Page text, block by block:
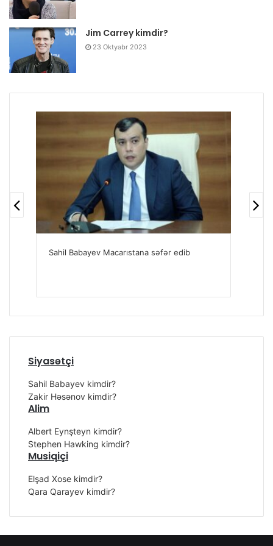
Jim Carrey kimdir?
23 Oktyabr 2023
Sahil Babayev Macarıstana səfər edib
Siyasətçi
Sahil Babayev kimdir?
Zakir Həsənov kimdir?
Alim
Albert Eynşteyn kimdir?
Stephen Hawking kimdir?
Musiqiçi
Elşad Xose kimdir?
Qara Qarayev kimdir?